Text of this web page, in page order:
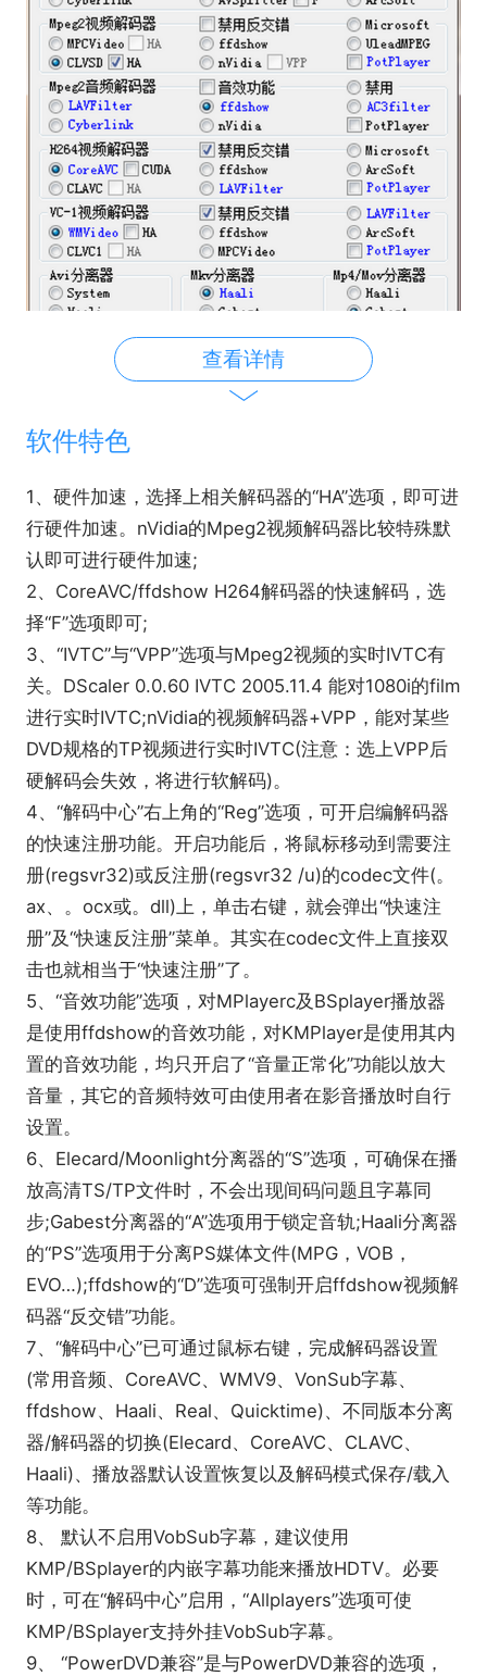
软件对比
完美解码对比终极解码，这两款软件有什么不同之处?
完美者解码 是一款能实现各种流行视频、HDTV回放
及编码的全能型影音解码包，自带 Media Player
Classic、KMPlayer、BSPlayer 三款流行播放器，支
持简、英语言平台下安装，能播放AVI、VCD、DVD、
MPG、MP4、RMVB、TS、TP、EVO、M2TS、
MKV、OGM、MOV、SCM、 CSF、FLV等众多种格
式的影音文件。
完美解码用户评价：
完美解码设置也很简单，如果作者增加高级设置就好
了，高清设置这点不及终极解码专业。而且某些机型
上高清播放死机，网上有提到，没测试过。有些损坏
的RM文件完美能播放不黑屏，版本更新比较快，随时
修正BUG!
缺点：一些高清视频在完美解码上不能正常播放。
终极解码是一款全能型、高度集成的解码包，自带三
种流行播放器(mpc/kmp/bsp)并对wmp提供良好支
持，可在简、繁、英3种语言平台下实现各种流行视
频音频的完美回放及编码功能，使用微软系统自带的
WMP播放器也能播放绝大多数音视频文件，dvd视频
解码器部分支持windvd视频格式，能解码大部分dvd
视频。
终极解码用户评价：
我一直用终极解码，安装完成后，如果比较菜，无需
设置也可以直接用，没什么格式不能流畅播放的。硬
件高清解码的，部分设置不要用默认，当然如果你
CPU够好，不在乎占用高。高清方面比完美强。还有
终极解码解码器众多，可以选择最适合自己电脑的，
达到占用资源最低。基本解决了不同播放器的兼容问
题。
缺点：某些损坏的RM文件播放出现黑屏，版本更新相
对较慢!
总结
：推荐有硬件高清显卡的用终极解码，以前的老
机就用完美解码吧。
查看详情
软件特色
1、硬件加速，选择上相关解码器的“HA”选项，即可进
行硬件加速。nVidia的Mpeg2视频解码器比较特殊默
认即可进行硬件加速;
2、CoreAVC/ffdshow H264解码器的快速解码，选
择“F”选项即可;
3、“IVTC”与“VPP”选项与Mpeg2视频的实时IVTC有
关。DScaler 0.0.60 IVTC 2005.11.4 能对1080i的film
进行实时IVTC;nVidia的视频解码器+VPP，能对某些
DVD规格的TP视频进行实时IVTC(注意：选上VPP后
硬解码会失效，将进行软解码)。
4、“解码中心”右上角的“Reg”选项，可开启编解码器
的快速注册功能。开启功能后，将鼠标移动到需要注
册(regsvr32)或反注册(regsvr32 /u)的codec文件(。
ax、。ocx或。dll)上，单击右键，就会弹出“快速注
册”及“快速反注册”菜单。其实在codec文件上直接双
击也就相当于“快速注册”了。
5、“音效功能”选项，对MPlayerc及BSplayer播放器
是使用ffdshow的音效功能，对KMPlayer是使用其内
置的音效功能，均只开启了“音量正常化”功能以放大
音量，其它的音频特效可由使用者在影音播放时自行
设置。
6、Elecard/Moonlight分离器的“S”选项，可确保在播
放高清TS/TP文件时，不会出现间码问题且字幕同
步;Gabest分离器的“A”选项用于锁定音轨;Haali分离器
的“PS”选项用于分离PS媒体文件(MPG，VOB，
EVO…);ffdshow的“D”选项可强制开启ffdshow视频解
码器“反交错”功能。
7、“解码中心”已可通过鼠标右键，完成解码器设置
(常用音频、CoreAVC、WMV9、VonSub字幕、
ffdshow、Haali、Real、Quicktime)、不同版本分离
器/解码器的切换(Elecard、CoreAVC、CLAVC、
Haali)、播放器默认设置恢复以及解码模式保存/载入
等功能。
8、 默认不启用VobSub字幕，建议使用
KMP/BSplayer的内嵌字幕功能来播放HDTV。必要
时，可在“解码中心”启用，“Allplayers”选项可使
KMP/BSplayer支持外挂VobSub字幕。
9、 “PowerDVD兼容”是与PowerDVD兼容的选项，